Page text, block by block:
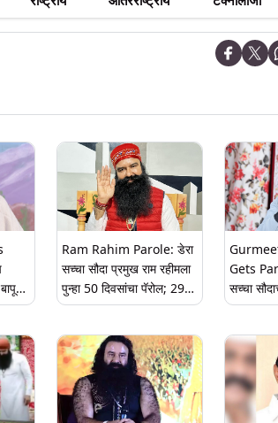
7
Ram Rahim Parole: डेरा
सच्चा सौदा प्रमुख राम रहीमला
पुन्हा 50 दिवसांचा पॅरोल; 29
दिवसांत दुसऱ्यांदा तुरुंगातून बाहेर
Gets
सच्चा
रहीम
भोगतोय